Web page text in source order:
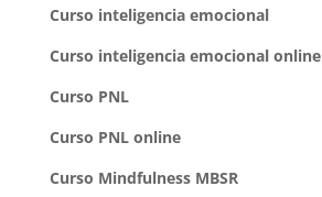
Curso inteligencia emocional
Curso inteligencia emocional online
Curso PNL
Curso PNL online
Curso Mindfulness MBSR